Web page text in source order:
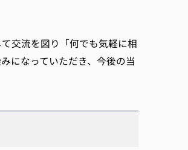
交流を図り「何でも気軽に相
になっていただき、今後の当